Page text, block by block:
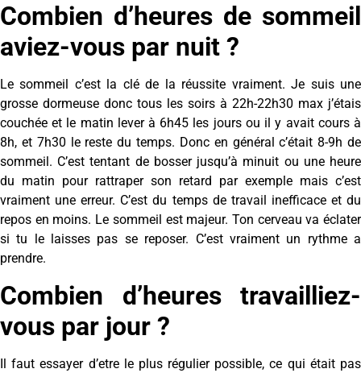
Combien d’heures de sommeil
aviez-vous par nuit ?
Le sommeil c’est la clé de la réussite vraiment. Je suis une
grosse dormeuse donc tous les soirs à 22h-22h30 max j’étais
couchée et le matin lever à 6h45 les jours ou il y avait cours à
8h, et 7h30 le reste du temps. Donc en général c’était 8-9h de
sommeil. C’est tentant de bosser jusqu’à minuit ou une heure
du matin pour rattraper son retard par exemple mais c’est
vraiment une erreur. C’est du temps de travail inefficace et du
repos en moins. Le sommeil est majeur. Ton cerveau va éclater
si tu le laisses pas se reposer. C’est vraiment un rythme a
prendre.
Combien d’heures travailliez-
vous par jour ?
Il faut essayer d’etre le plus régulier possible, ce qui était pas